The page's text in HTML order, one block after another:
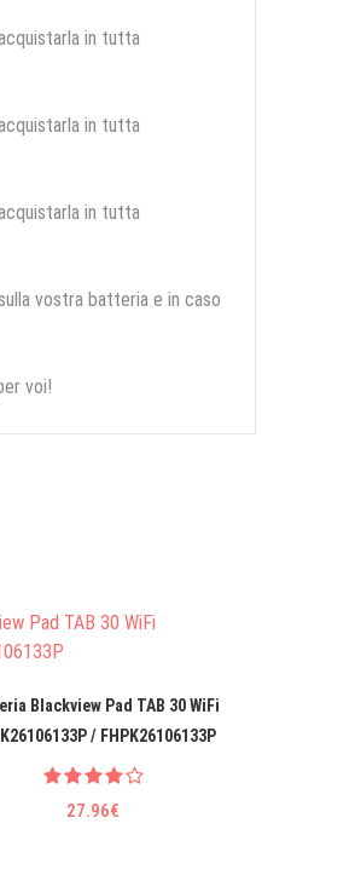
in tutta
in tutta
in tutta
vostra batteria e in caso
voi!
Blackview Pad TAB 30 WiFi
/ FHPK26106133P
27.96€